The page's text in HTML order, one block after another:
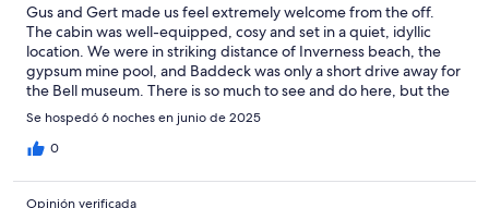
Gus and Gert made us feel extremely welcome from the off.
The cabin was well-equipped, cosy and set in a quiet, idyllic
location. We were in striking distance of Inverness beach, the
gypsum mine pool, and Baddeck was only a short drive away for
the Bell museum. There is so much to see and do here, but the
cabin is such a pull that makes it difficult to need to go anywhere
else! We will definitely return here.
Se hospedó 6 noches en junio de 2025
0
Opinión verificada